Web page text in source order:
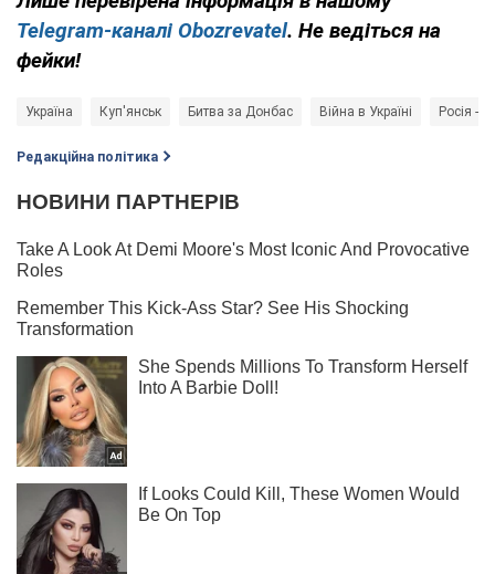
Telegram-каналі Obozrevatel. Не ведіться на
фейки!
Україна Куп'янськ Битва за Донбас Війна в Україні Росія -
Редакційна політика